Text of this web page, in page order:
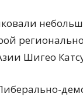
Шигео